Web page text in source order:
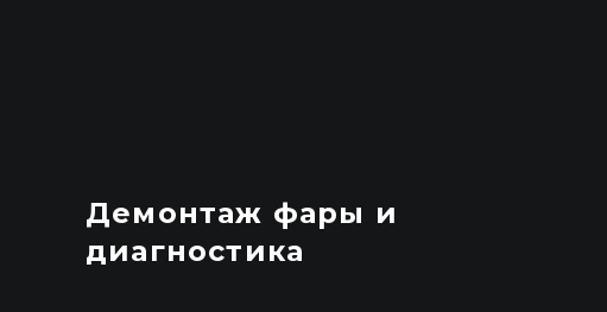
Демонтаж фары и
диагностика